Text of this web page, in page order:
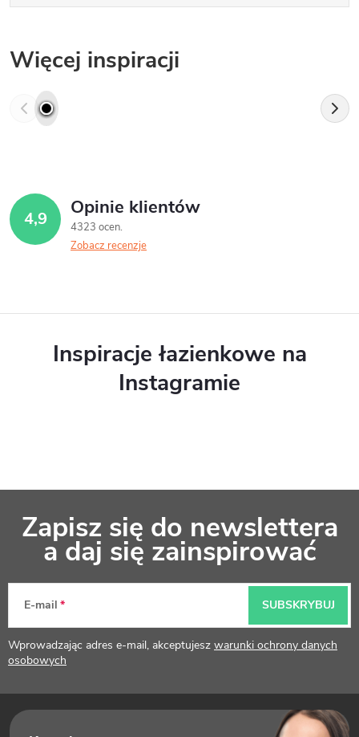
Więcej inspiracji
4,9 Opinie klientów
4323 ocen
Zobacz recenzje
Inspiracje łazienkowe na
Instagramie
k
a
Zapisz się do newslettera
a daj się zainspirować
E-mail
Wprowadzając adres e-mail, akceptujesz warunki ochrony danych
osobowych
SUBSKRYBUJ